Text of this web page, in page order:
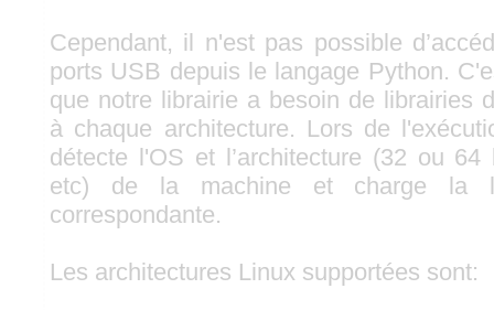
Cependant, il n'est pas possible
ports USB depuis le langage Python.
que notre librairie a besoin de librairies
à chaque architecture. Lors de
détecte l'OS et l’architecture (32 ou
etc) de la machine et charge la
correspondante.
Les architectures Linux supportées sont: